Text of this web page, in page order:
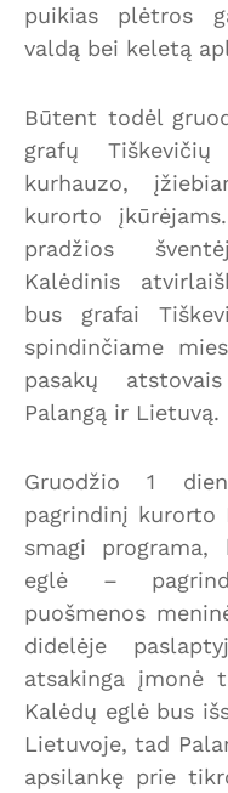
puikias plėtros
valdą bei keletą
Būtent todėl
grafų
kurhauzo,
kurorto
pradžios
Kalėdinis
bus grafai
spindinčiame
pasakų
Palangą ir Lietuvą.
Gruodžio 1
pagrindinį kurorto
smagi
eglė –
puošmenos
didelėje
atsakinga įmonė
Kalėdų eglė bus
Lietuvoje, tad
apsilankę prie